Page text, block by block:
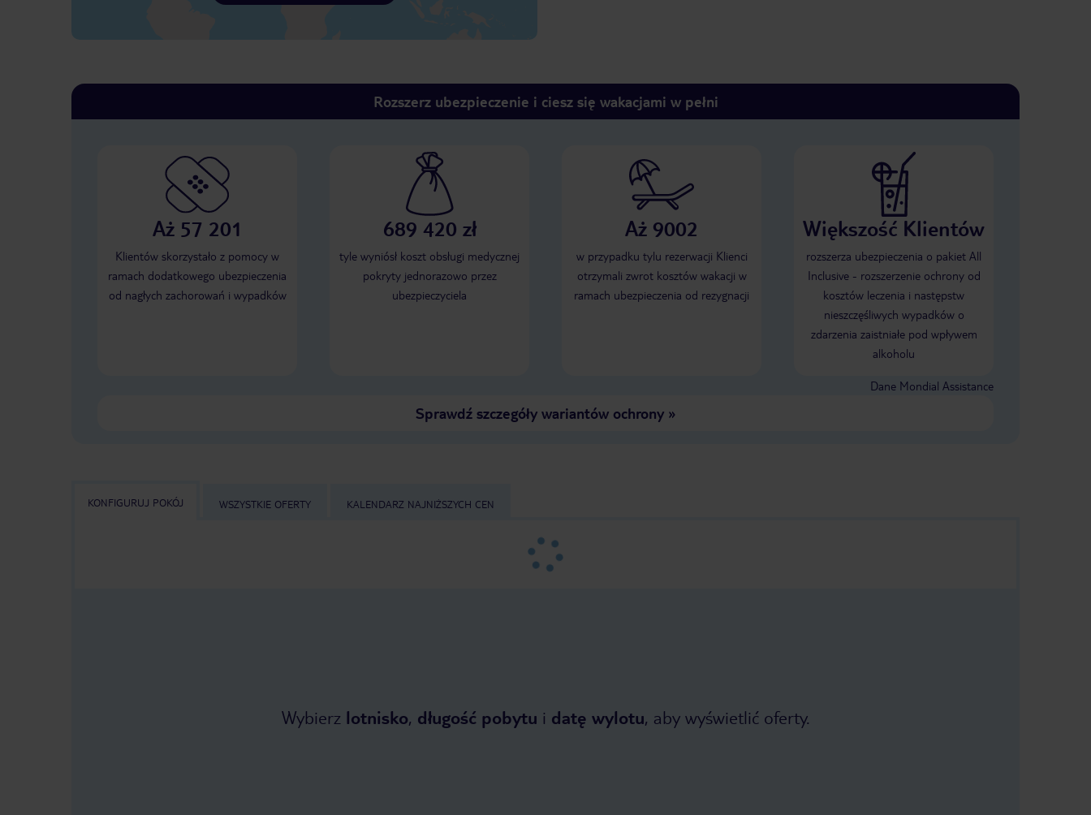
Rozszerz ubezpieczenie i ciesz się wakacjami w pełni
Aż 57 201
Klientów skorzystało z pomocy w
ramach dodatkowego ubezpieczenia
od nagłych zachorowań i wypadków
689 420 zł
tyle wyniósł koszt obsługi medycznej
pokryty jednorazowo przez
ubezpieczyciela
Aż 9002
w przypadku tylu rezerwacji Klienci
otrzymali zwrot kosztów wakacji w
ramach ubezpieczenia od rezygnacji
Większość Klientów
rozszerza ubezpieczenia o pakiet All
Inclusive - rozszerzenie ochrony od
kosztów leczenia i następstw
nieszczęśliwych wypadków o
zdarzenia zaistniałe pod wpływem
alkoholu
Dane Mondial Assistance
Sprawdź szczegóły wariantów ochrony»
KONFIGURUJ POKÓJ WSZYSTKIE OFERTY KALENDARZ NAJNIŻSZYCH CEN
Wybierz lotnisko, długość pobytu i datę wylotu, aby wyświetlić oferty.